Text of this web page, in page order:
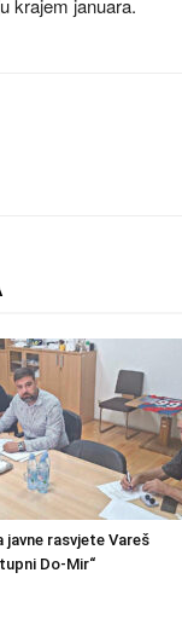
krajem januara.
javne rasvjete Vareš
Do-Mir“